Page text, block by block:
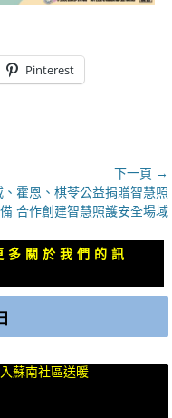
Pinterest
下一頁 →
、霍恩、棋苓公益捐贈智慧照
合作創建智慧照護安全場域
關於我們的訊
蘇南社區送暖